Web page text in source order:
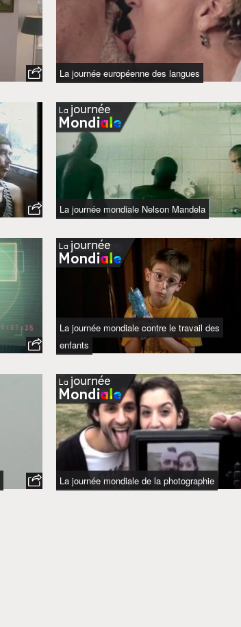
La journée européenne des langues
La journée mondiale Nelson Mandela
La journée mondiale contre le travail des
enfants
La journée mondiale de la photographie